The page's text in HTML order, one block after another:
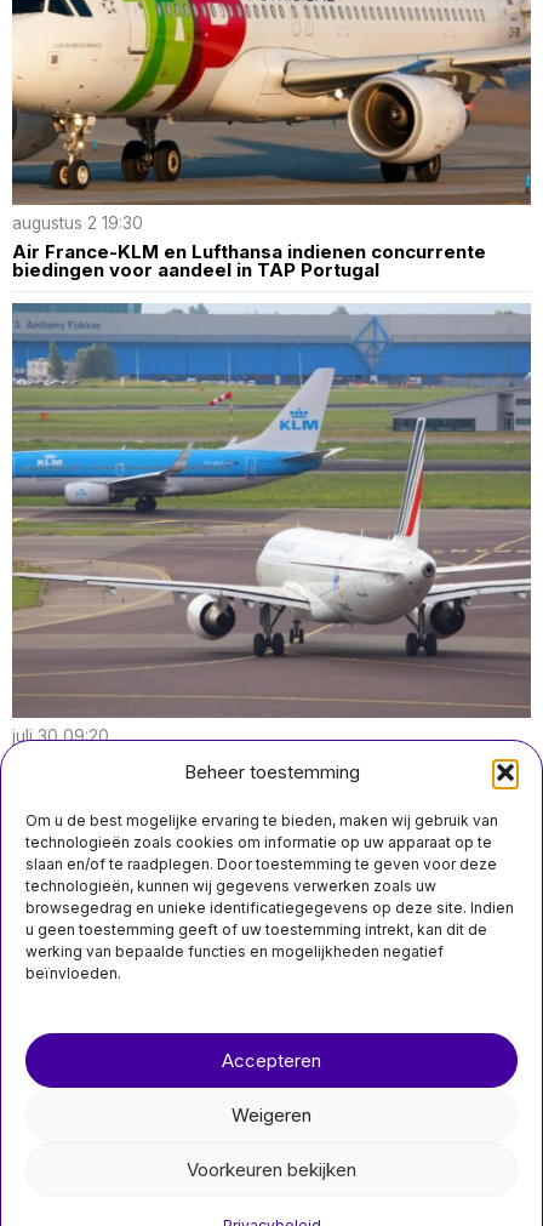
Beheer toestemming
Om u de best mogelijke ervaring te bieden, maken wij gebruik van
technologieën zoals cookies om informatie op uw apparaat op te
slaan en/of te raadplegen. Door toestemming te geven voor deze
technologieën, kunnen wij gegevens verwerken zoals uw
browsegedrag en unieke identificatiegegevens op deze site. Indien
u geen toestemming geeft of uw toestemming intrekt, kan dit de
werking van bepaalde functies en mogelijkheden negatief
beïnvloeden.
Accepteren
Weigeren
Voorkeuren bekijken
augustus 2 19:30
Air France-KLM en Lufthansa indienen concurrente
biedingen voor aandeel in TAP Portugal
juli 30 09:20
KLM boekt meer winst in Q2 door kosten voor kerosine
door te berekenen; winst Air France halveert
juli 21 22:20
Nederland organiseert volgend jaar het Europees
Kampioenschap Padel
nieuwsimpuls.online
nieuwsimpuls.online
MIS HET NIET
Nederlander vermist
in Ardennen en heeft
dringend medische
zorg nodig
De Belgische politie is op